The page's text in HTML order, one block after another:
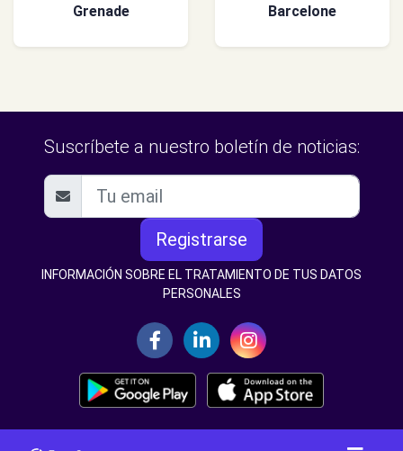
Grenade Barcelone
Suscríbete a nuestro boletín de noticias:
Registrarse
INFORMACIÓN SOBRE EL TRATAMIENTO DE TUS DATOS
PERSONALES